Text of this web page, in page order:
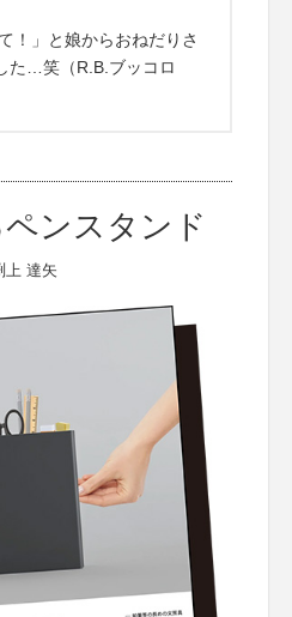
！」と娘からおねだりさ
た…笑（R.B.ブッコロ
ンスタンド
上 達矢